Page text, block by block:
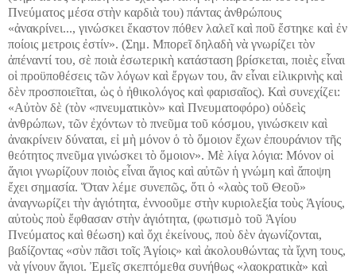
Πνεύματος μέσα στὴν καρδιὰ του) πάντας ἀνθρώπους
«ἀνακρίνει..., γινώσκει ἕκαστον πόθεν λαλεῖ καὶ ποῦ ἔστηκε καὶ ἐν
ποίοις μετροις ἐστίν». (Σημ. Μπορεῖ δηλαδὴ νὰ γνωρίζει τὸν
ἀπέναντί του, σὲ ποιὰ ἐσωτερικὴ κατάσταση βρίσκεται, ποιὲς εἶναι
οἱ προϋποθέσεις τῶν λόγων καὶ ἔργων του, ἂν εἶναι εἰλικρινὴς καὶ
δὲν προσποιεῖται, ὡς ὁ ἠθικολόγος καὶ φαρισαῖος). Καὶ συνεχίζει:
«Αὐτὸν δὲ (τὸν «πνευματικὸν» καὶ Πνευματοφόρο) οὐδεὶς
ἀνθρώπων, τῶν ἐχόντων τὸ πνεῦμα τοῦ κόσμου, γινώσκειν καὶ
ἀνακρίνειν δύναται, εἰ μὴ μόνον ὁ τὸ ὅμοιον ἔχων ἐπουράνιον τῆς
θεότητος πνεῦμα γινώσκει τὸ ὅμοιον». Μὲ λίγα λόγια: Μόνον οἱ
ἅγιοι γνωρίζουν ποιὸς εἶναι ἅγιος καὶ αὐτῶν ἡ γνώμη καὶ ἄποψη
ἔχει σημασία. Ὅταν λέμε συνεπῶς, ὅτι ὁ «λαὸς τοῦ Θεοῦ»
ἀναγνωρίζει τὴν ἁγιότητα, ἐννοοῦμε στὴν κυριολεξία τοὺς Ἁγίους,
αὐτοὺς ποὺ ἔφθασαν στὴν ἁγιότητα, (φωτισμὸ τοῦ Ἁγίου
Πνεύματος καὶ θέωση) καὶ ὄχι ἐκείνους, ποὺ δὲν ἀγωνίζονται,
βαδίζοντας «σὺν πᾶσι τοῖς Ἁγίοις» καὶ ἀκολουθώντας τὰ ἴχνη τους,
νὰ γίνουν ἅγιοι. Ἐμεῖς σκεπτόμεθα συνήθως «λαοκρατικὰ» καὶ